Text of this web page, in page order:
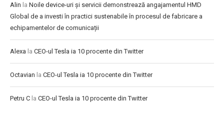
Alin la Noile device-uri și servicii demonstrează angajamentul HMD
Global de a investi în practici sustenabile în procesul de fabricare a
echipamentelor de comunicații
Alexa la CEO-ul Tesla ia 10 procente din Twitter
Octavian la CEO-ul Tesla ia 10 procente din Twitter
Petru C la CEO-ul Tesla ia 10 procente din Twitter